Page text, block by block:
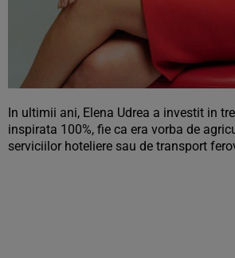
In ultimii ani, Elena Udrea a investit in
inspirata 100%, fie ca era vorba de
serviciilor hoteliere sau de transport